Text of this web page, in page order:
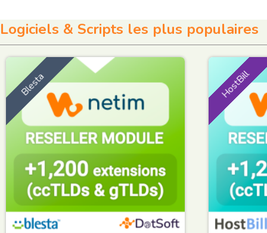
Logiciels & Scripts les plus populaires
Blesta HostBill